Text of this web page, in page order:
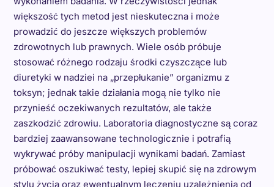
większość tych metod jest nieskuteczna i może
prowadzić do jeszcze większych problemów
zdrowotnych lub prawnych. Wiele osób próbuje
stosować różnego rodzaju środki czyszczące lub
diuretyki w nadziei na „przepłukanie” organizmu z
toksyn; jednak takie działania mogą nie tylko nie
przynieść oczekiwanych rezultatów, ale także
zaszkodzić zdrowiu. Laboratoria diagnostyczne są coraz
bardziej zaawansowane technologicznie i potrafią
wykrywać próby manipulacji wynikami badań. Zamiast
próbować oszukiwać testy, lepiej skupić się na zdrowym
stylu życia oraz ewentualnym leczeniu uzależnienia od